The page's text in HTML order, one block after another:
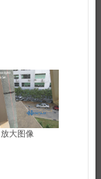
放大图像